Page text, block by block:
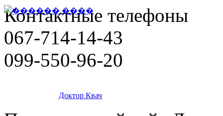
Контактные телефоны
067-714-14-43
099-550-96-20
Доктор Квач